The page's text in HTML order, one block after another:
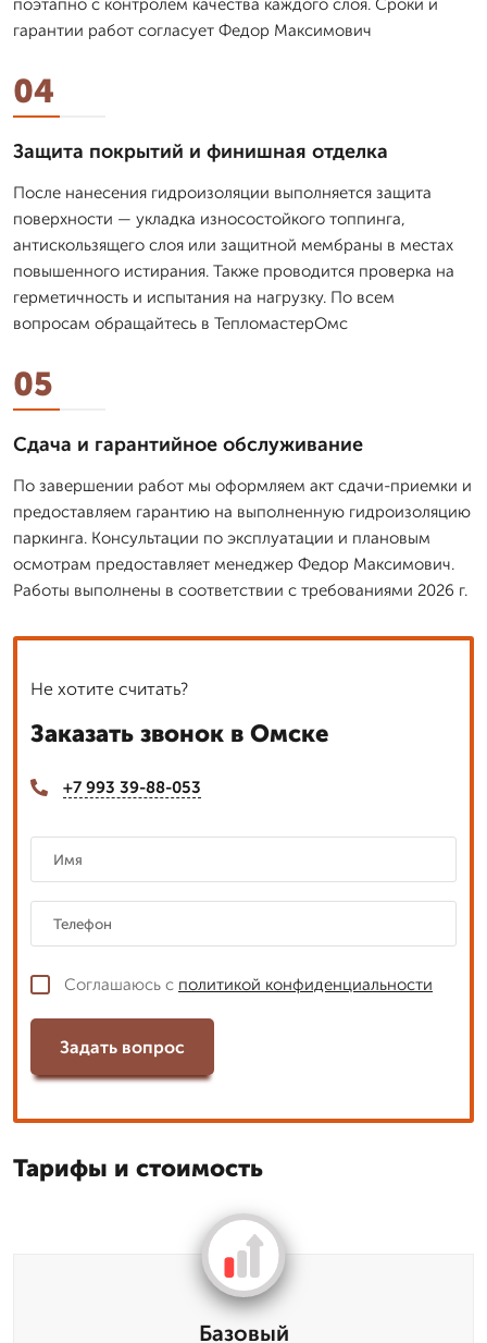
гарантии работ согласует Федор Максимович
04
Защита покрытий и финишная отделка
После нанесения гидроизоляции выполняется защита
поверхности — укладка износостойкого топпинга,
антискользящего слоя или защитной мембраны в местах
повышенного истирания. Также проводится проверка на
герметичность и испытания на нагрузку. По всем
вопросам обращайтесь в ТепломастерОмс
05
Сдача и гарантийное обслуживание
По завершении работ мы оформляем акт сдачи-приемки и
предоставляем гарантию на выполненную гидроизоляцию
паркинга. Консультации по эксплуатации и плановым
осмотрам предоставляет менеджер Федор Максимович.
Работы выполнены в соответствии с требованиями 2026 г.
Не хотите считать?
Заказать звонок в Омске
+7 993 39-88-053
Соглашаюсь с политикой конфиденциальности
Задать вопрос
Тарифы и стоимость
Базовый